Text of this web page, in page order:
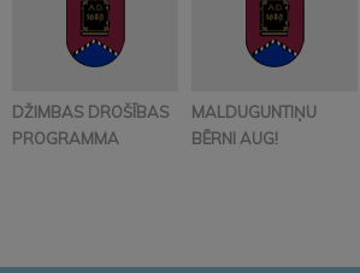
DŽIMBAS DROŠĪBAS
PROGRAMMA
MALDUGUNTIŅU
BĒRNI AUG!